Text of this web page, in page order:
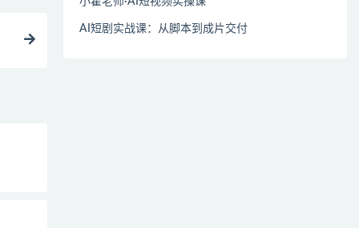
AI短剧实战课：从脚本到成片交付